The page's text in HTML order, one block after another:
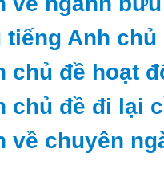
Anh chủ
chủ đề hoạt
chủ đề đi lại
về chuyên